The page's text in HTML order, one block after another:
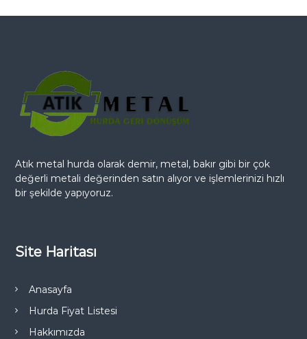
Atık metal hurda olarak demir, metal, bakır gibi bir çok
değerli metali değerinden satın alıyor ve işlemlerinizi hızlı
bir şekilde yapıyoruz.
Site Haritası
Anasayfa
Hurda Fiyat Listesi
Hakkımızda